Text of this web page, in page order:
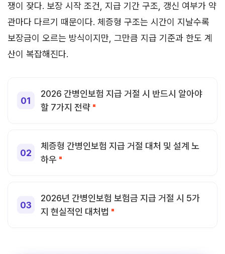
쟁이 잦다. 보장 시작 조건, 지급 기간 구조, 갱신 여부가 약
관마다 다르기 때문이다. 체증형 구조는 시간이 지날수록
보장금이 오르는 방식이지만, 그만큼 지급 기준과 한도 계
산이 복잡해진다.
2026 간병인보험 지급 거절 시 반드시 알아야
할 7가지 전략
체증형 간병인보험 지급 거절 대처 및 설계 노
하우
2026년 간병인보험 보험금 지급 거절 시 5가
지 현실적인 대처법